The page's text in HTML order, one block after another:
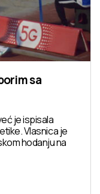
sa
je ispisala
Vlasnica je
hodanju na